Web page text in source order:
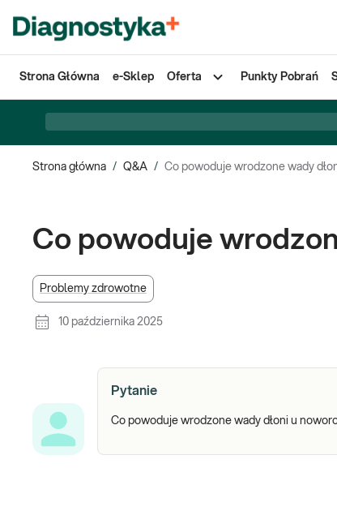
Strona Główna e-Sklep Oferta Punkty Pobrań
Strona główna / Q&A / Co powoduje wrodzone wady
Co powoduje
Problemy zdrowotne
10 października 2025
Pytanie
Co powoduje wrodzone wady dłoni u